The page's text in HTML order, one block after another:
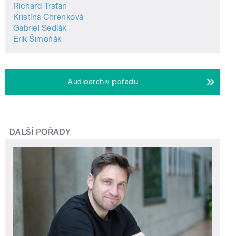
Richard Trsťan
Kristína Chrenková
Gabriel Sedlák
Erik Šimoňák
Audioarchiv pořadu
DALŠÍ POŘADY